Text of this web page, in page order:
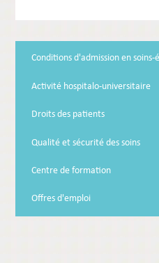
Conditions d'admission en soins-
Activité hospitalo-universitaire
Droits des patients
Qualité et sécurité des soins
Centre de formation
Offres d'emploi